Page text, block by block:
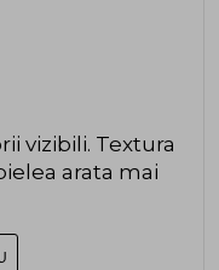
vizibili. Textura
arata mai